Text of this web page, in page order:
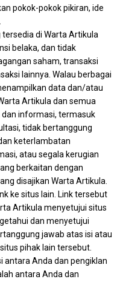
pokok-pokok pikiran, ide
di Warta Artikula
belaka, dan tidak
saham, transaksi
lainnya. Walau berbagai
data dan/atau
Artikula dan semua
informasi, termasuk
tidak bertanggung
keterlambatan
atau segala kerugian
berkaitan dengan
disajikan Warta Artikula.
ke situs lain. Link tersebut
Artikula menyetujui situs
dan menyetujui
jawab atas isi atau
pihak lain tersebut.
antara Anda dan pengiklan
antara Anda dan